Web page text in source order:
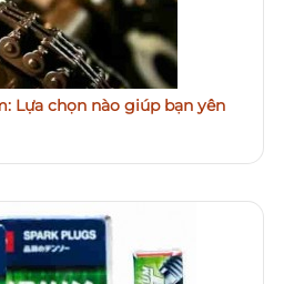
Lựa chọn nào giúp bạn yên